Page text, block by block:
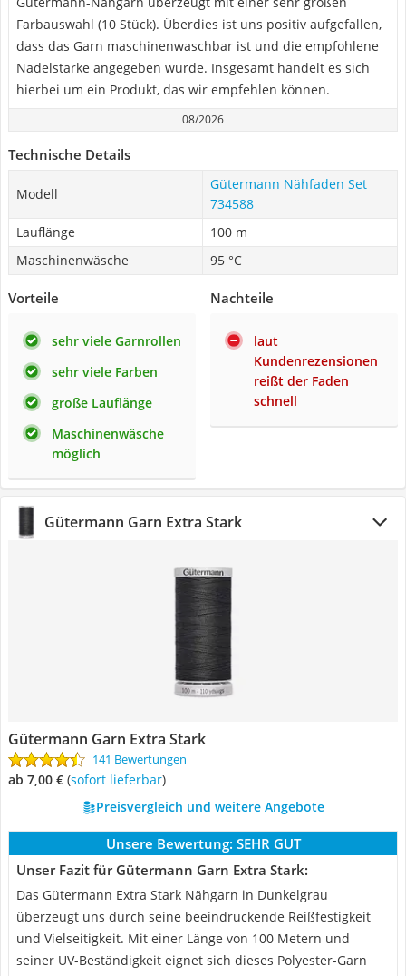
Farbauswahl (10 Stück). Überdies ist uns positiv aufgefallen,
dass das Garn maschinenwaschbar ist und die empfohlene
Nadelstärke angegeben wurde. Insgesamt handelt es sich
hierbei um ein Produkt, das wir empfehlen können.
08/2026
Technische Details
Modell
Gütermann Nähfaden Set
734588
Lauflänge
100 m
Maschinenwäsche
95 °C
Vorteile
sehr viele Garnrollen
sehr viele Farben
große Lauflänge
Maschinenwäsche
möglich
Nachteile
laut
Kundenrezensionen
reißt der Faden
schnell
Gütermann Garn Extra Stark
Gütermann Garn Extra Stark
141 Bewertungen
ab 7,00 € ( Sofort lieferbar)
Preisvergleich und weitere Angebote
Unsere Bewertung: SEHR GUT
Unser Fazit für Gütermann Garn Extra Stark:
Das Gütermann Extra Stark Nähgarn in Dunkelgrau
überzeugt uns durch seine beeindruckende Reißfestigkeit
und Vielseitigkeit. Mit einer Länge von 100 Metern und
seiner UV-Beständigkeit eignet sich dieses Polyester-Garn